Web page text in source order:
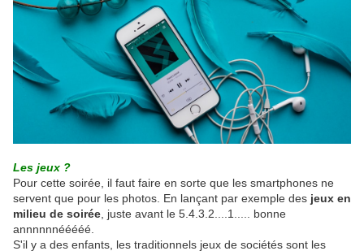
Les jeux ?
Pour cette soirée, il faut faire en sorte que les smartphones ne
servent que pour les photos. En lançant par exemple des jeux en
milieu de soirée , juste avant le 5.4.3.2....1..... bonne
annnnnnééééé.
S'il y a des enfants, les traditionnels jeux de sociétés sont les